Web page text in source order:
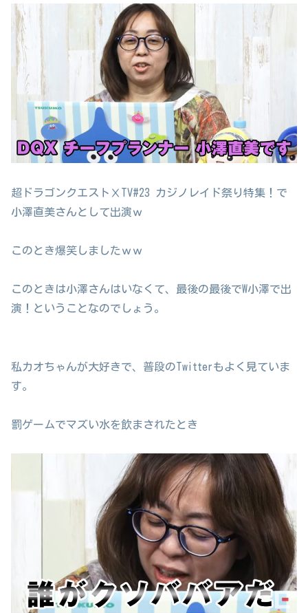
超ドラゴンクエストⅩTV#23 カジノレイド祭り特集！で
小澤直美さんとして出演ｗ
このとき爆笑しましたｗｗ
このときは小澤さんはいなくて、最後の最後でW小澤で出
演！ということなのでしょう。
私カオちゃんが大好きで、普段のTwitterもよく見ていま
す。
罰ゲームでマズい水を飲まされたとき